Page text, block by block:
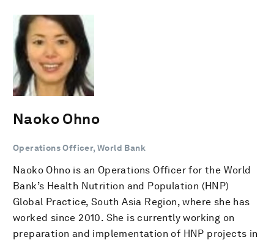
Naoko Ohno
Operations Officer, World Bank
Naoko Ohno is an Operations Officer for the World
Bank’s Health Nutrition and Population (HNP)
Global Practice, South Asia Region, where she has
worked since 2010. She is currently working on
preparation and implementation of HNP projects in